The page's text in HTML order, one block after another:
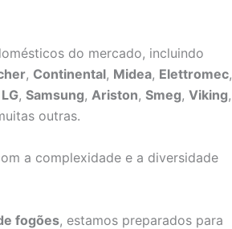
do mercado, incluindo
, Continental, Midea, Elettromec,
LG, Samsung, Ariston, Smeg, Viking,
outras.
a complexidade e a diversidade
fogões, estamos preparados para